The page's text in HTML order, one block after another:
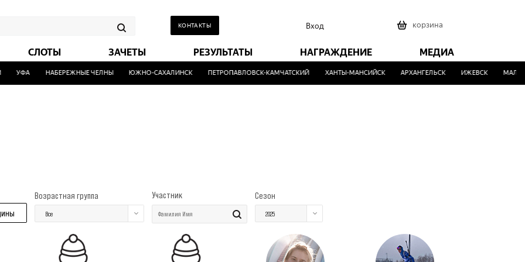
КОНТАКТЫ Вход корзина
СЛОТЫ ЗАЧЕТЫ РЕЗУЛЬТАТЫ НАГРАЖДЕНИЕ МЕДИА
УФА НАБЕРЕЖНЫЕ ЧЕЛНЫ ЮЖНО-САХАЛИНСК ПЕТРОПАВЛОВСК-КАМЧАТСКИЙ ХАНТЫ-МАНСИЙСК АРХАНГЕЛЬСК ИЖЕВСК
Возрастная группа
Все
Участник Сезон
2025